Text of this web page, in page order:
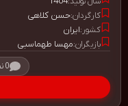
کارگردان:حسن کلاهی
کشور:ایران
بازیگران:مهسا طهماسبی
0 نظر